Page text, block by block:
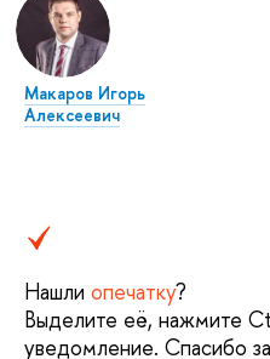
Макаров Игорь
Алексеевич
Нашли опечатку?
Выделите её, нажмите
уведомление. Спасибо